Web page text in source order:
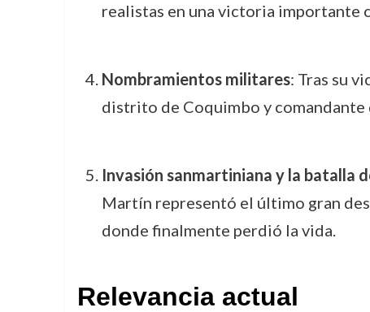
realistas en una victoria importante
Nombramientos militares: Tras su
distrito de Coquimbo y
Invasión sanmartiniana y la batalla
Martín representó el último gran
donde finalmente perdió la vida.
Relevancia actual